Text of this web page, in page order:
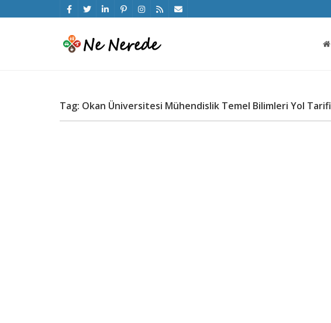
Tag: Okan Üniversitesi Mühendislik Temel Bilimleri Yol Tarifi